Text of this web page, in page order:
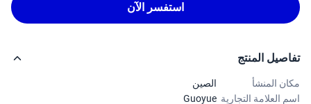
استفسر الآن
المنتج
المنشأ
الصين
العلامة التجارية Guoyue